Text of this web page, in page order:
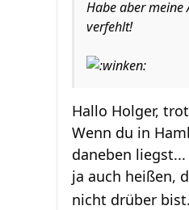
Habe aber meine
verfehlt!
Hallo Holger,
Wenn du in
daneben
ja auch heißen,
nicht drüber bist.